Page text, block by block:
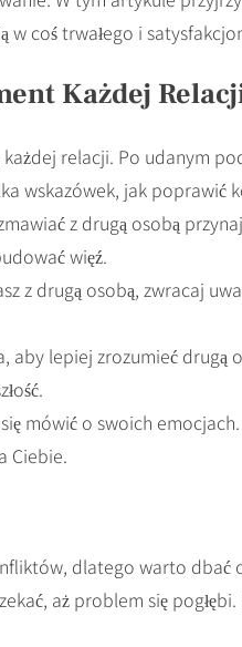
w coś trwałego i
Każdej
relacji. Po udanym
wskazówek, jak poprawić
z drugą osobą
więź.
z drugą osobą, zwracaj
aby lepiej zrozumieć drugą
mówić o swoich
Ciebie.
dlatego warto dbać
aż problem się